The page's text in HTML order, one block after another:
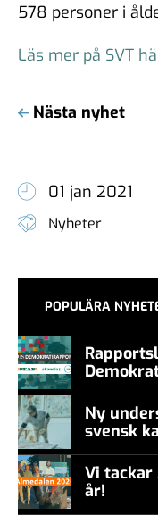
578 personer i
Läs mer på SVT
Nästa nyhet
01 jan 2021
Nyheter
POPULÄRA
Ny
svensk
levande
Vi tackar
år!